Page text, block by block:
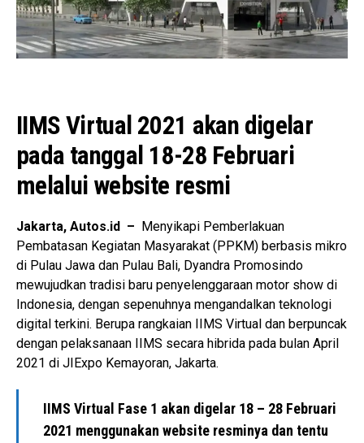
IIMS Virtual 2021 akan digelar
pada tanggal 18-28 Februari
melalui website resmi
Jakarta, Autos.id –
Menyikapi Pemberlakuan
Pembatasan Kegiatan Masyarakat (PPKM) berbasis mikro
di Pulau Jawa dan Pulau Bali, Dyandra Promosindo
mewujudkan tradisi baru penyelenggaraan motor show di
Indonesia, dengan sepenuhnya mengandalkan teknologi
digital terkini. Berupa rangkaian IIMS Virtual dan berpuncak
dengan pelaksanaan IIMS secara hibrida pada bulan April
2021 di JIExpo Kemayoran, Jakarta.
IIMS Virtual Fase 1 akan digelar 18 – 28 Februari
2021 menggunakan website resminya dan tentu